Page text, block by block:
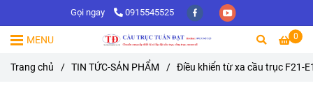
Gọi ngay 0915545525
0
MENU
Trang chủ / TIN TỨC-SẢN PHẨM / Điều khiển từ xa cầu trục F21-